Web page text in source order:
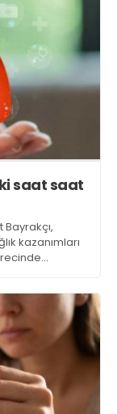
saat saat
Bayrakçı,
kazanımları